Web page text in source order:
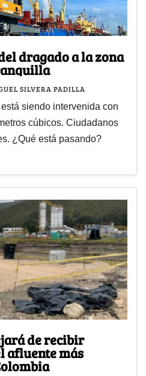
dragado a la zona
SILVERA PADILLA
siendo intervenida con
cúbicos. Ciudadanos
¿Qué está pasando?
de recibir
afluente más